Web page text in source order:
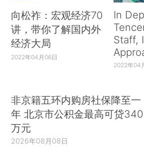
向松祚：宏观经济70
讲，带你了解国内外
经济大局
2022年04月06日
In
Staff,
2022年04
非京籍五环内购房社保降至一
年 北京市公积金最高可贷340
万元
2026年08月08日